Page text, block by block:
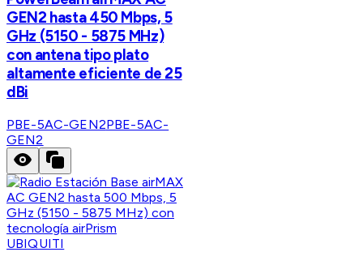
GEN2 hasta 450 Mbps, 5
GHz (5150 - 5875 MHz)
con antena tipo plato
altamente eficiente de 25
dBi
PBE-5AC-GEN2PBE-5AC-
GEN2
UBIQUITI